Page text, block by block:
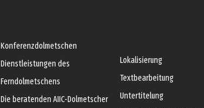
Konferenzdolmetschen
Dienstleistungen des
Ferndolmetschens
Die beratenden AIIC-Dolmetscher
Lokalisierung
Textbearbeitung
Untertitelung